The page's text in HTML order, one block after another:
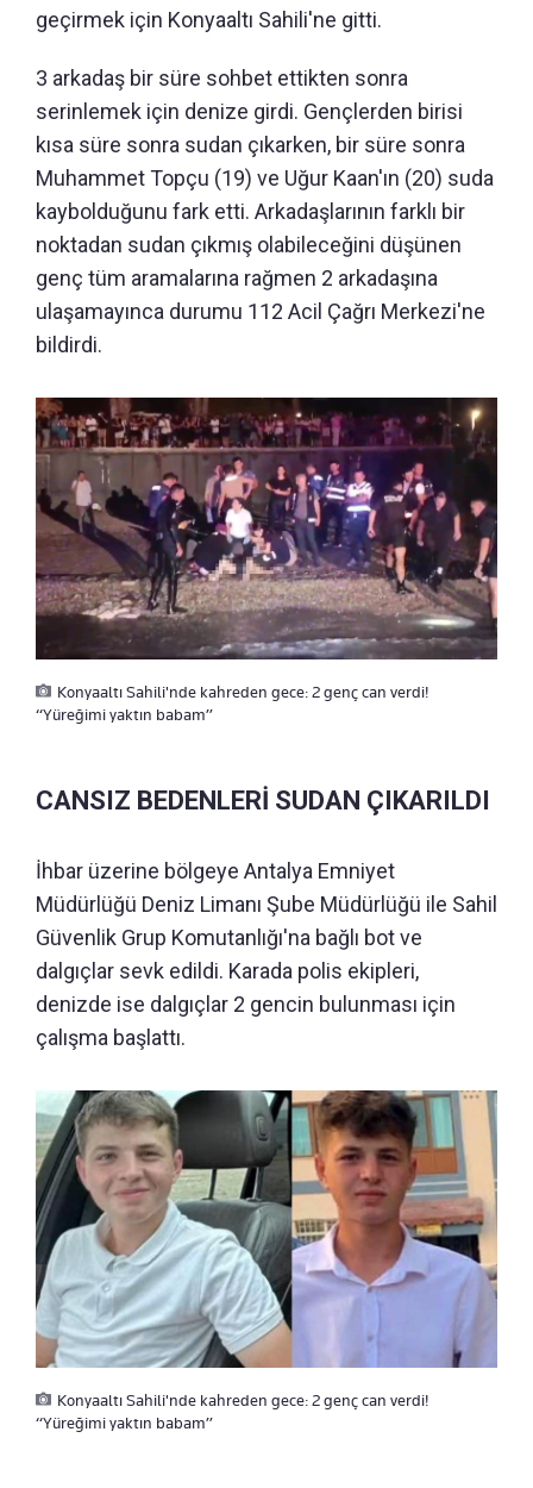
geçirmek için Konyaaltı Sahili'ne gitti.
3 arkadaş bir süre sohbet ettikten sonra
serinlemek için denize girdi. Gençlerden birisi
kısa süre sonra sudan çıkarken, bir süre sonra
Muhammet Topçu (19) ve Uğur Kaan'ın (20) suda
kaybolduğunu fark etti. Arkadaşlarının farklı bir
noktadan sudan çıkmış olabileceğini düşünen
genç tüm aramalarına rağmen 2 arkadaşına
ulaşamayınca durumu 112 Acil Çağrı Merkezi'ne
bildirdi.
Konyaaltı Sahili'nde kahreden gece: 2 genç can verdi!
“Yüreğimi yaktın babam”
CANSIZ BEDENLERİ SUDAN ÇIKARILDI
İhbar üzerine bölgeye Antalya Emniyet
Müdürlüğü Deniz Limanı Şube Müdürlüğü ile Sahil
Güvenlik Grup Komutanlığı'na bağlı bot ve
dalgıçlar sevk edildi. Karada polis ekipleri,
denizde ise dalgıçlar 2 gencin bulunması için
çalışma başlattı.
Konyaaltı Sahili'nde kahreden gece: 2 genç can verdi!
“Yüreğimi yaktın babam”